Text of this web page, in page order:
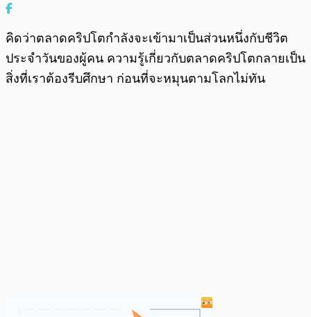
คิดว่าตลาดคริปโตกำลังจะเข้ามาเป็นส่วนหนึ่งกับชีวิต
ประจำวันของผู้คน ความรู้เกี่ยวกับตลาดคริปโตกลายเป็น
สิ่งที่เราต้องรีบศึกษา ก่อนที่จะหมุนตามโลกไม่ทัน